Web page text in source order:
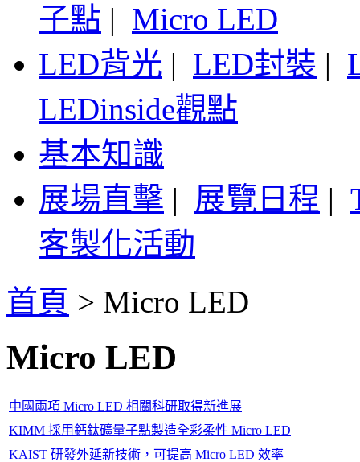
子點 | Micro LED
LED背光 | LED封裝 |
LEDinside觀點
基本知識
展場直擊 | 展覽日程 |
客製化活動
首頁 > Micro LED
Micro LED
中國兩項 Micro LED 相關科研取得新進展
KIMM 採用鈣鈦礦量子點製造全彩柔性 Micro LED
KAIST 研發外延新技術，可提高 Micro LED 效率